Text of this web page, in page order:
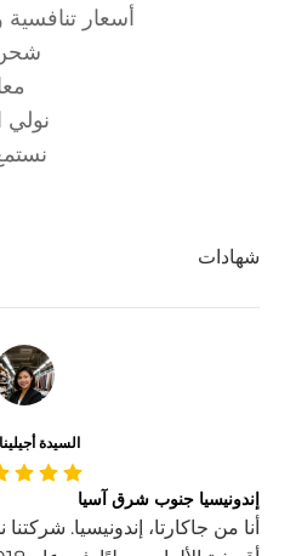
أسعار
شحن
نولي
شهادات
السيدة
إندونيسيا جنوب شرق آسيا
أنا من جاكارتا، إندونيسيا.